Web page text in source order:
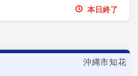
本日終了
沖縄市知花